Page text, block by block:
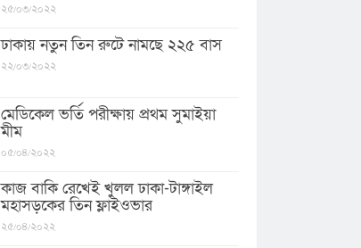
২৫/০৩/২০২২
ঢাকায় নতুন তিন রুটে নামছে ২২৫ বাস
২২/০৩/২০২২
মেডিকেল ভর্তি পরীক্ষায় প্রথম সুমাইয়া
মীম
০৫/০৪/২০২২
কাজ বাকি রেখেই খুলল ঢাকা-টাঙ্গাইল
মহাসড়কের তিন ফ্লাইওভার
২৫/০৪/২০২২